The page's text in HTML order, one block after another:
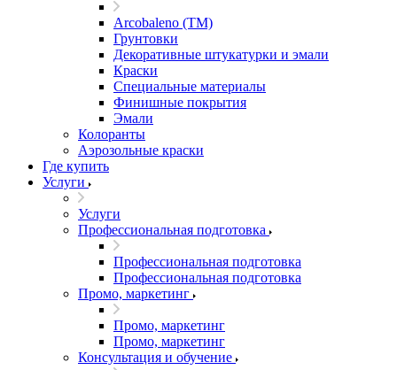
Arcobaleno (ТМ)
Грунтовки
Декоративные штукатурки и эмали
Краски
Специальные материалы
Финишные покрытия
Эмали
Колоранты
Аэрозольные краски
Где купить
Услуги
Услуги
Профессиональная подготовка
Профессиональная подготовка
Профессиональная подготовка
Промо, маркетинг
Промо, маркетинг
Промо, маркетинг
Консультация и обучение